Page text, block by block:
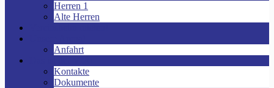
Herren 1
Alte Herren
Anfahrt
Kontakte
Dokumente